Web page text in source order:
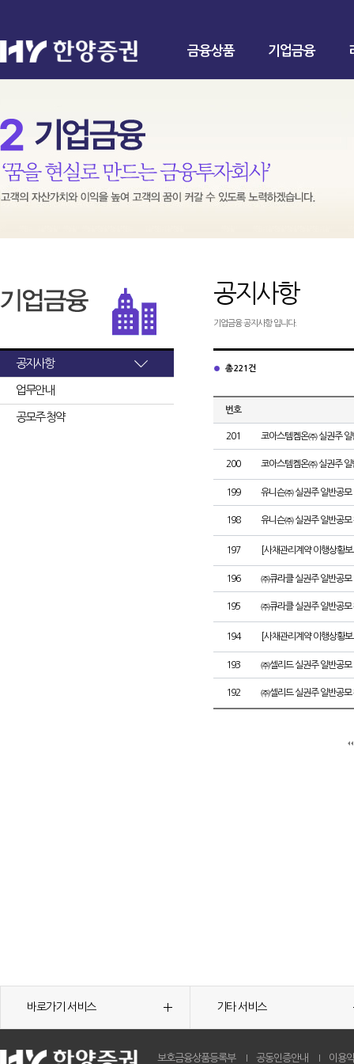
금융상품 기업금융
공지사항
업무안내
공모주 청약
공지사항
기업금융 공지사항 입니다.
총 221건
번호
201 코아스템켐온㈜ 실권주 일
200 코아스템켐온㈜ 실권주 일
199 유니슨㈜ 실권주 일반공모
198 유니슨㈜ 실권주 일반공모
197 [사채관리계약 이행상황
196 ㈜큐라클 실권주 일반공모
195 ㈜큐라클 실권주 일반공모
194 [사채관리계약 이행상황
193 ㈜셀리드 실권주 일반공모
192 ㈜셀리드 실권주 일반공모
바로가기 서비스 기타 서비스
보호금융상품등록부 공동인증안내 이용